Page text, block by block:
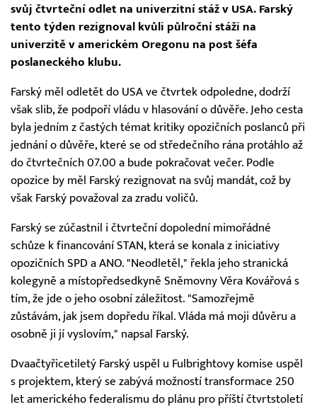
svůj čtvrteční odlet na univerzitní stáž v USA. Farský
tento týden rezignoval kvůli půlroční stáži na
univerzitě v americkém Oregonu na post šéfa
poslaneckého klubu.
Farský měl odletět do USA ve čtvrtek odpoledne, dodrží
však slib, že podpoří vládu v hlasování o důvěře. Jeho cesta
byla jedním z častých témat kritiky opozičních poslanců při
jednání o důvěře, které se od středečního rána protáhlo až
do čtvrtečních 07.00 a bude pokračovat večer. Podle
opozice by měl Farský rezignovat na svůj mandát, což by
však Farský považoval za zradu voličů.
Farský se zúčastnil i čtvrteční dopolední mimořádné
schůze k financování STAN, která se konala z iniciativy
opozičních SPD a ANO. "Neodletěl," řekla jeho stranická
kolegyně a místopředsedkyně Sněmovny Věra Kovářová s
tím, že jde o jeho osobní záležitost. "Samozřejmě
zůstávám, jak jsem dopředu říkal. Vláda má moji důvěru a
osobně ji jí vyslovím," napsal Farský.
Dvaačtyřicetiletý Farský uspěl u Fulbrightovy komise uspěl
s projektem, který se zabývá možností transformace 250
let amerického federalismu do plánu pro příští čtvrtstoletí